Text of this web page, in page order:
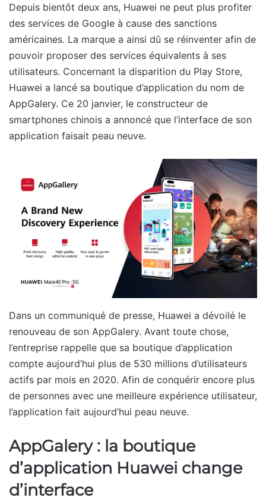
Depuis bientôt deux ans, Huawei ne peut plus profiter
des services de Google à cause des sanctions
américaines. La marque a ainsi dû se réinventer afin de
pouvoir proposer des services équivalents à ses
utilisateurs. Concernant la disparition du Play Store,
Huawei a lancé sa boutique d’application du nom de
AppGalery. Ce 20 janvier, le constructeur de
smartphones chinois a annoncé que l’interface de son
application faisait peau neuve.
Dans un communiqué de presse, Huawei a dévoilé le
renouveau de son AppGalery. Avant toute chose,
l’entreprise rappelle que sa boutique d’application
compte aujourd’hui plus de 530 millions d’utilisateurs
actifs par mois en 2020. Afin de conquérir encore plus
de personnes avec une meilleure expérience utilisateur,
l’application fait aujourd’hui peau neuve.
AppGalery : la boutique
d’application Huawei change
d’interface